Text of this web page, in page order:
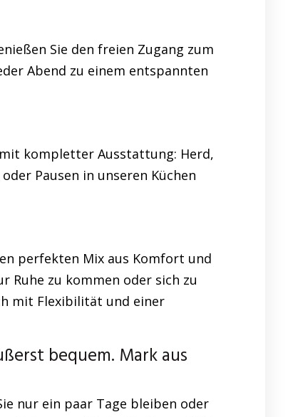
Sie den freien Zugang zum
Abend zu einem entspannten
kompletter Ausstattung: Herd,
Pausen in unseren Küchen
perfekten Mix aus Komfort und
Ruhe zu kommen oder sich zu
mit Flexibilität und einer
bequem. Mark aus
nur ein paar Tage bleiben oder